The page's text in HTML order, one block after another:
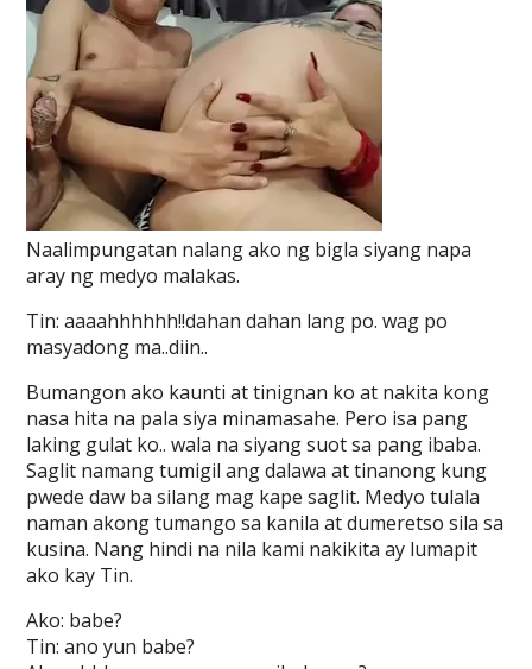
Naalimpungatan nalang ako ng bigla siyang napa
aray ng medyo malakas.
Tin: aaaahhhhhh!!dahan dahan lang po. wag po
masyadong ma..diin..
Bumangon ako kaunti at tinignan ko at nakita kong
nasa hita na pala siya minamasahe. Pero isa pang
laking gulat ko.. wala na siyang suot sa pang ibaba.
Saglit namang tumigil ang dalawa at tinanong kung
pwede daw ba silang mag kape saglit. Medyo tulala
naman akong tumango sa kanila at dumeretso sila sa
kusina. Nang hindi na nila kami nakikita ay lumapit
ako kay Tin.
Ako: babe?
Tin: ano yun babe?